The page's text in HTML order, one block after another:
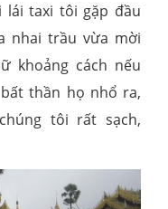
taxi tôi gặp đầu
nhai trầu vừa mời
khoảng cách nếu
thần họ nhổ ra,
tôi rất sạch,